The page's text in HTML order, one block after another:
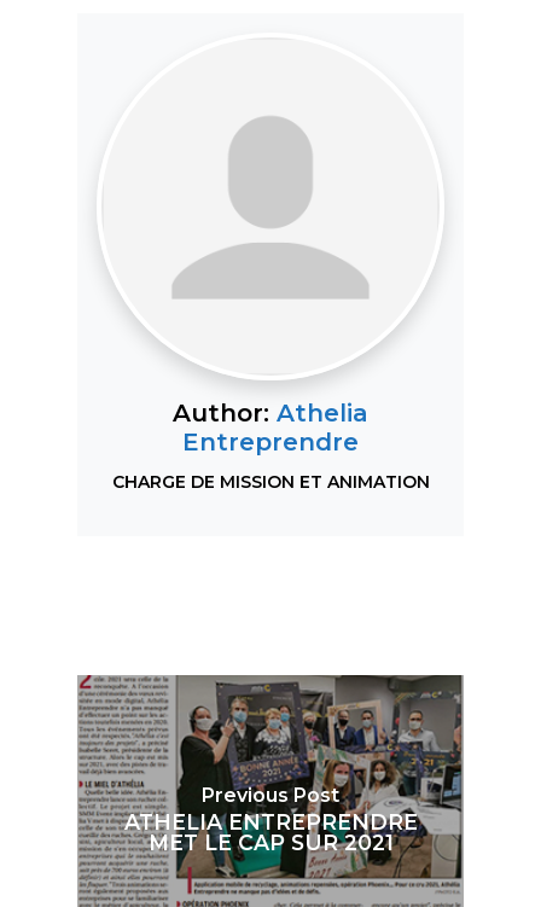
Author: Athelia
Entreprendre
CHARGE DE MISSION ET ANIMATION
Previous Post
ATHELIA ENTREPRENDRE
MET LE CAP SUR 2021